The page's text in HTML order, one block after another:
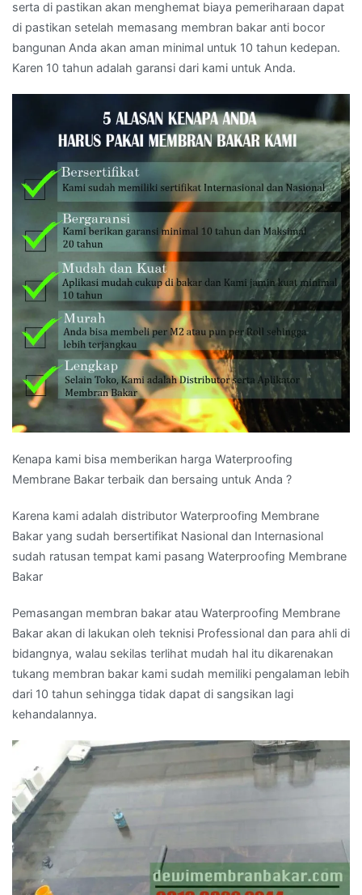
serta di pastikan akan menghemat biaya pemeriharaan dapat
di pastikan setelah memasang membran bakar anti bocor
bangunan Anda akan aman minimal untuk 10 tahun kedepan.
Karen 10 tahun adalah garansi dari kami untuk Anda.
Kenapa kami bisa memberikan harga Waterproofing
Membrane Bakar terbaik dan bersaing untuk Anda ?
Karena kami adalah distributor Waterproofing Membrane
Bakar yang sudah bersertifikat Nasional dan Internasional
sudah ratusan tempat kami pasang Waterproofing Membrane
Bakar
Pemasangan membran bakar atau Waterproofing Membrane
Bakar akan di lakukan oleh teknisi Professional dan para ahli di
bidangnya, walau sekilas terlihat mudah hal itu dikarenakan
tukang membran bakar kami sudah memiliki pengalaman lebih
dari 10 tahun sehingga tidak dapat di sangsikan lagi
kehandalannya.